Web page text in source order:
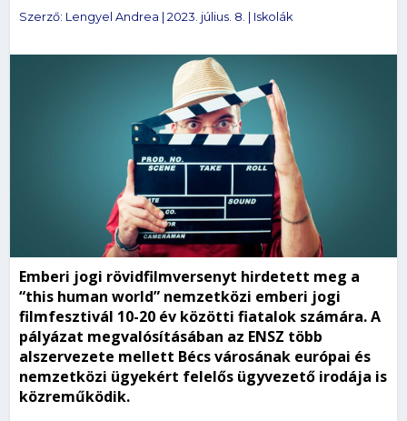
Szerző: Lengyel Andrea |2023. július. 8. Iskolák
Emberi jogi rövidfilmversenyt hirdetett meg a
“this human world” nemzetközi emberi jogi
filmfesztivál 10-20 év közötti fiatalok számára. A
pályázat megvalósításában az ENSZ több
alszervezete mellett Bécs városának európai és
nemzetközi ügyekért felelős ügyvezető irodája is
közreműködik.